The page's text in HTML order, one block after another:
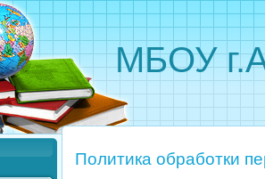
МБОУ
Политика обработки